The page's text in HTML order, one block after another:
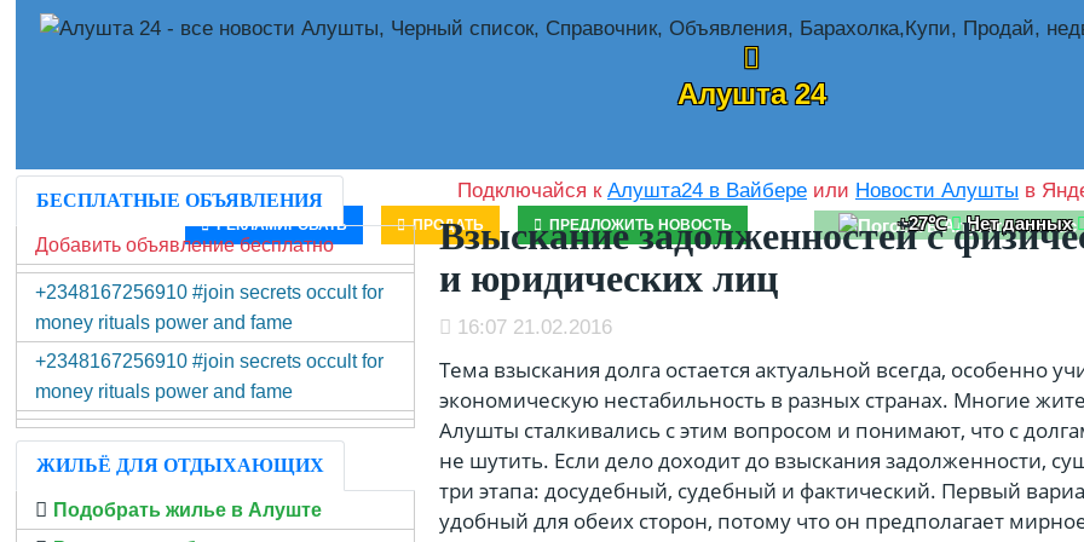
Алушта 24
РЕКЛАМИРОВАТЬ ПРОДАТЬ ПРЕДЛОЖИТЬ НОВОСТЬ +27℃ Нет данных
Подключайся к Алушта24 в Вайбереили Новости Алушты в
Взыскание задолженностей с
и юридических лиц
16:07 21.02.2016
Тема взыскания долга остается актуальной всегда, особенно
экономическую нестабильность в разных странах. Многие
Алушты сталкивались с этим вопросом и понимают, что с
не шутить. Если дело доходит до взыскания задолженности,
три этапа: досудебный, судебный и фактический. Первый
удобный для обеих сторон, потому что он предполагает
БЕСПЛАТНЫЕ ОБЪЯВЛЕНИЯ
Добавить объявление бесплатно
+2348167256910 #join secrets occult for
money rituals power and fame
+2348167256910 #join secrets occult for
money rituals power and fame
ЖИЛЬЁ ДЛЯ ОТДЫХАЮЩИХ
Подобрать жилье в Алуште